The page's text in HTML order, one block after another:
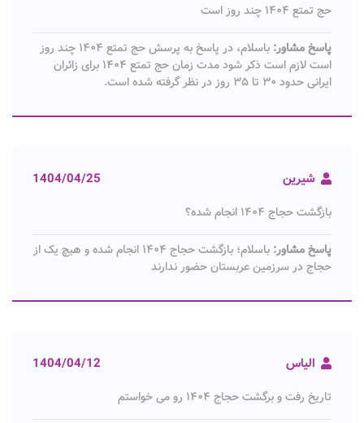
حج تمتع ۱۴۰۴ چند روز است
پاسخ مشاور:
باسلام، در پاسخ به پرسش حج تمتع ۱۴۰۴ چند روز
است لازم است ذکر شود مدت زمان حج تمتع ۱۴۰۴ برای زائران
ایرانی حدود ۳۰ تا ۳۵ روز در نظر گرفته شده است.
شیرین 1404/04/25
بازگشت حجاج ۱۴۰۴ انجام شده؟
پاسخ مشاور:
باسلام؛ بازگشت حجاج ۱۴۰۴ انجام شده و هیچ یک از
حجاج در سرزمین عربستان حضور ندارند
الیاس 1404/04/12
تاریخ رفت و برگشت حجاج ۱۴۰۴ رو می خواستم